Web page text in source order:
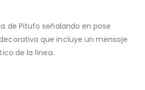
de Pitufo señalando en pose
que incluye un mensaje
de la línea.